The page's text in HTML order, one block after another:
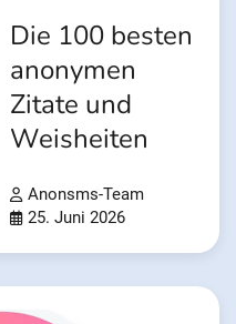
Die 100 besten
anonymen
Zitate und
Weisheiten
Anonsms-Team
25. Juni 2026